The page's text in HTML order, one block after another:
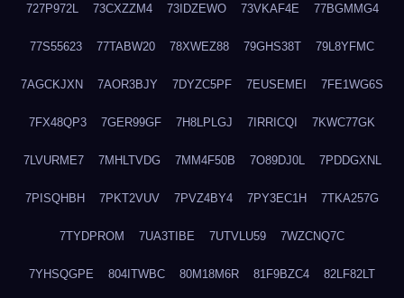
727P972L 73CXZZM4 73IDZEWO 73VKAF4E 77BGMMG4
77S55623 77TABW20 78XWEZ88 79GHS38T 79L8YFMC
7AGCKJXN 7AOR3BJY 7DYZC5PF 7EUSEMEI 7FE1WG6S
7FX48QP3 7GER99GF 7H8LPLGJ 7IRRICQI 7KWC77GK
7LVURME7 7MHLTVDG 7MM4F50B 7O89DJ0L 7PDDGXNL
7PISQHBH 7PKT2VUV 7PVZ4BY4 7PY3EC1H 7TKA257G
7TYDPROM 7UA3TIBE 7UTVLU59 7WZCNQ7C
7YHSQGPE 804ITWBC 80M18M6R 81F9BZC4 82LF82LT